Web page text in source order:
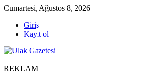
Cumartesi, Ağustos 8, 2026
Giriş
Kayıt ol
REKLAM